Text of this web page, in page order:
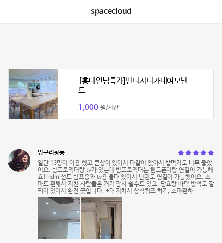
spacecloud
[홍대연남특가]빈티지디카대여모넨
트
1,000 원/시간
밍구리핑퐁
일단 13명이 이용 했고 큰상이 있어서 다같이 앉아서 밥먹기도 너무 좋았
어요. 빔프로젝터랑 tv가 있는데 빔프로젝터는 핸드폰이랑 연결이 가능해
요! hdmi선도 빔프용과 tv용 둘다 있어서 닌텐도 연결이 가능했어요. 소
파도 편해서 지친 사람들은 거기 잠시 쉴수도 있고, 담요랑 바닥 방석도 잘
되어 있어서 완전 굿입니다. +다 지쳐서 상식퀴즈 하기, 소파편하